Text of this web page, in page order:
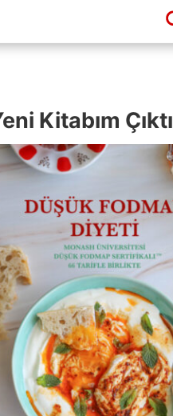
Kitabım Çıktı